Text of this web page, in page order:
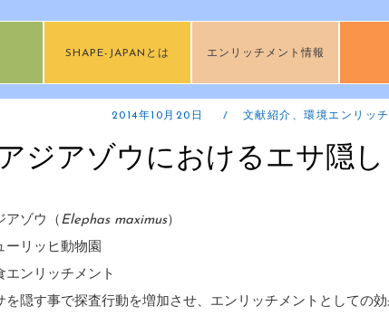
SHAPE-JAPANとは エンリッチメント情報
2014年10月20日 文献紹介 、環境エンリッ
ジアゾウにおけるエサ隠
アゾウ（ Elephas maximus）
ーリッヒ動物園
エンリッチメント
を隠す事で探査行動を増加させ、エンリッチメントとしての